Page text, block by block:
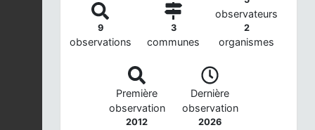
9
observations
3
communes
observateurs
2
organismes
Première
observation
2012
Dernière
observation
2026